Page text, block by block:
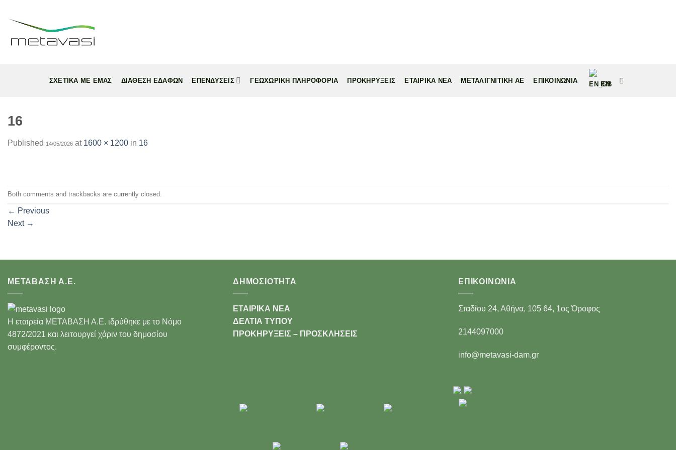
ΣΧΕΤΙΚΑ ΜΕ ΕΜΑΣ ΔΙΑΘΕΣΗ ΕΔΑΦΩΝ ΕΠΕΝΔΥΣΕΙΣ ΓΕΩΧΩΡΙΚΗ ΠΛΗΡΟΦΟΡΙΑ ΠΡΟΚΗΡΥΞΕΙΣ ΕΤΑΙΡΙΚΑ ΝΕΑ ΜΕΤΑΛΙΓΝΙΤΙΚΗ ΑΕ ΕΠΙΚΟΙΝΩΝΙΑ EN
16
Published 14/05/2026 at 1600 × 1200 in 16
Both comments and trackbacks are currently closed.
← Previous
Next →
ΜΕΤΑΒΑΣΗ Α.Ε.
Η εταιρεία ΜΕΤΑΒΑΣΗ Α.Ε. ιδρύθηκε με το Νόμο
4872/2021 και λειτουργεί χάριν του δημοσίου
συμφέροντος.
ΔΗΜΟΣΙΟΤΗΤΑ
ΕΤΑΙΡΙΚΑ ΝΕΑ
ΔΕΛΤΙΑ ΤΥΠΟΥ
ΠΡΟΚΗΡΥΞΕΙΣ – ΠΡΟΣΚΛΗΣΕΙΣ
ΕΠΙΚΟΙΝΩΝΊΑ
Σταδίου 24, Αθήνα, 105 64, 1ος Όροφος
2144097000
info@metavasi-dam.gr